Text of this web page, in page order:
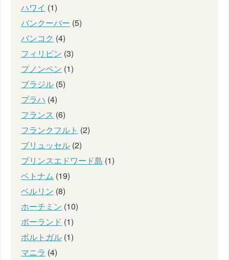
ハワイ (1)
バンクーバー (5)
バンコク (4)
フィリピン (3)
プノンペン (1)
ブラジル (5)
プラハ (4)
フランス (6)
フランクフルト (2)
ブリュッセル (2)
プリンスエドワード島 (1)
ベトナム (19)
ベルリン (8)
ホーチミン (10)
ポーランド (1)
ポルトガル (1)
マニラ (4)